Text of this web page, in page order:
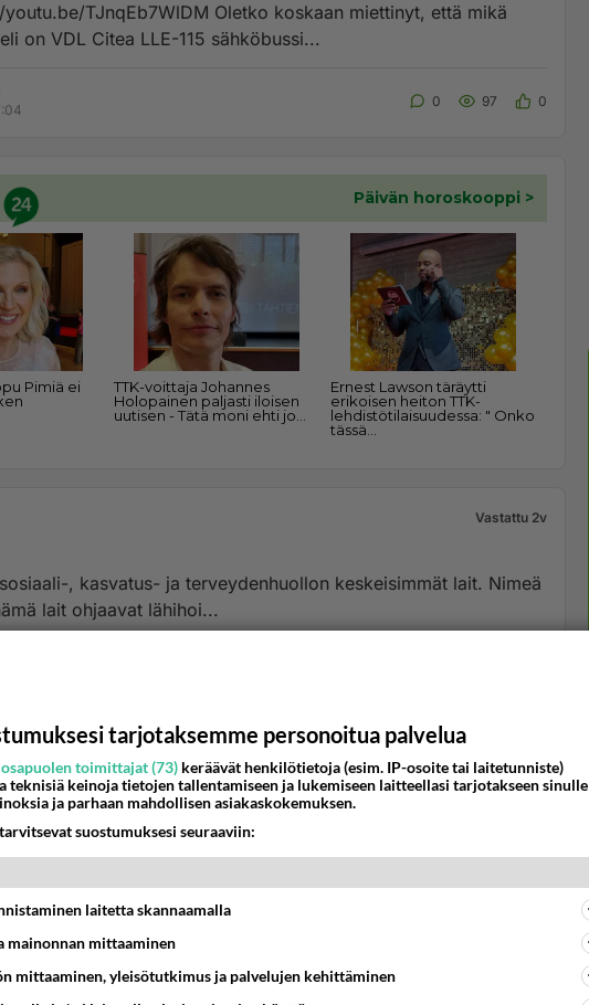
Oletko koskaan miettinyt, että mikä
on VDL Citea LLE-115 sähköbussi...
0 97 0
Vastattu 2v
, kasvatus- ja terveydenhuollon keskeisimmät lait. Nimeä
nämä lait ohjaavat lähihoi...
tarjotaksemme personoitua palvelua
toimittajat (73) keräävät henkilötietoja (esim. IP-osoite tai laitetunniste)
teknisiä keinoja tietojen tallentamiseen ja lukemiseen laitteellasi tarjotakseen sinulle
ja parhaan mahdollisen asiakaskokemuksen.
suostumuksesi seuraaviin:
laitetta skannaamalla
mainonnan mittaaminen
mittaaminen, yleisötutkimus ja palvelujen kehittäminen